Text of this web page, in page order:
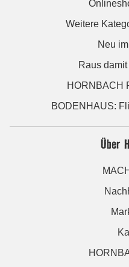
Weitere
Neu
Raus
HORNBACH
BODENHAUS:
Über